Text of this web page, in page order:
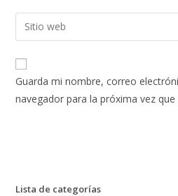
Guarda mi nombre, correo
navegador para la próxima vez
Lista de categorías